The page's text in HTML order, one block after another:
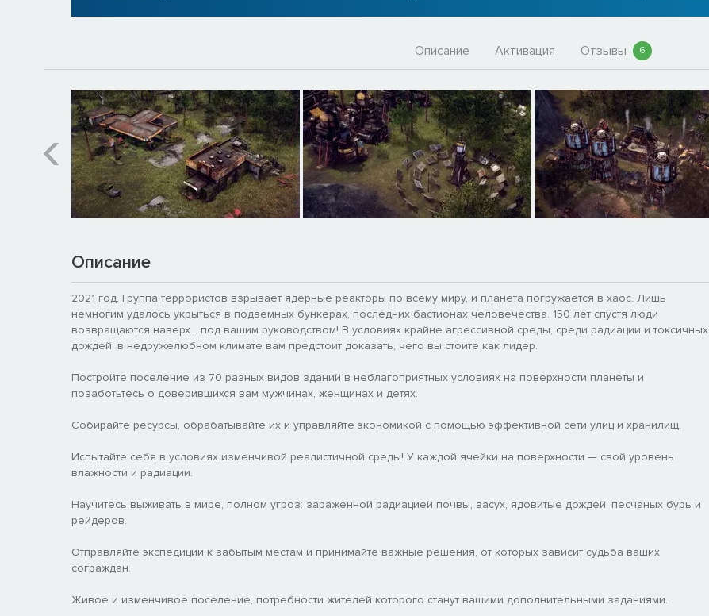
Описание Активация Отзывы 6
Описание
2021 год. Группа террористов взрывает ядерные реакторы по всему миру, и планета погружается в хаос. Лишь
немногим удалось укрыться в подземных бункерах, последних бастионах человечества. 150 лет спустя люди
возвращаются наверх... под вашим руководством! В условиях крайне агрессивной среды, среди радиации и токсичных
дождей, в недружелюбном климате вам предстоит доказать, чего вы стоите как лидер.
Постройте поселение из 70 разных видов зданий в неблагоприятных условиях на поверхности планеты и
позаботьтесь о доверившихся вам мужчинах, женщинах и детях.
Собирайте ресурсы, обрабатывайте их и управляйте экономикой с помощью эффективной сети улиц и хранилищ.
Испытайте себя в условиях изменчивой реалистичной среды! У каждой ячейки на поверхности — свой уровень
влажности и радиации.
Научитесь выживать в мире, полном угроз: зараженной радиацией почвы, засух, ядовитые дождей, песчаных бурь и
рейдеров.
Отправляйте экспедиции к забытым местам и принимайте важные решения, от которых зависит судьба ваших
сограждан.
Живое и изменчивое поселение, потребности жителей которого станут вашими дополнительными заданиями.